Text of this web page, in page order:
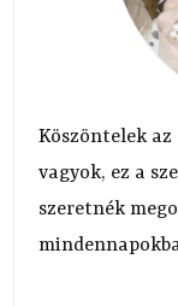
Köszöntelek
vagyok, ez a
szeretnék